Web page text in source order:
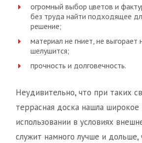
огромный выбор цветов и
без труда найти подходящее
решение;
материал не гниет, не выгорает
шелушится;
прочность и долговечность.
Неудивительно, что при таких
террасная доска нашла
использовании в условиях
служит намного лучше и дольше,